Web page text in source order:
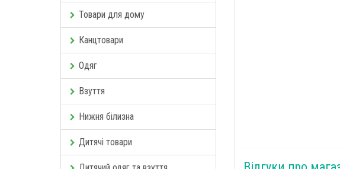
Товари для дому
Канцтовари
Одяг
Взуття
Нижня білизна
Дитячі товари